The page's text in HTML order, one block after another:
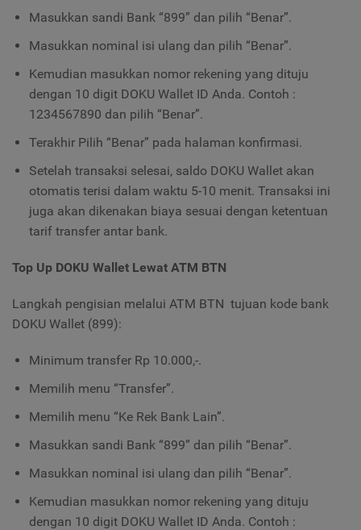
Masukkan sandi Bank “899” dan pilih “Benar”.
Masukkan nominal isi ulang dan pilih “Benar”.
Kemudian masukkan nomor rekening yang dituju
dengan 10 digit DOKU Wallet ID Anda. Contoh :
1234567890 dan pilih “Benar”.
Terakhir Pilih “Benar” pada halaman konfirmasi.
Setelah transaksi selesai, saldo DOKU Wallet akan
otomatis terisi dalam waktu 5-10 menit. Transaksi ini
juga akan dikenakan biaya sesuai dengan ketentuan
tarif transfer antar bank.
Top Up DOKU Wallet Lewat ATM BTN
Langkah pengisian melalui ATM BTN tujuan kode bank
DOKU Wallet (899):
Minimum transfer Rp 10.000,-.
Memilih menu “Transfer”.
Memilih menu “Ke Rek Bank Lain”.
Masukkan sandi Bank “899” dan pilih “Benar”.
Masukkan nominal isi ulang dan pilih “Benar”.
Kemudian masukkan nomor rekening yang dituju
dengan 10 digit DOKU Wallet ID Anda. Contoh :